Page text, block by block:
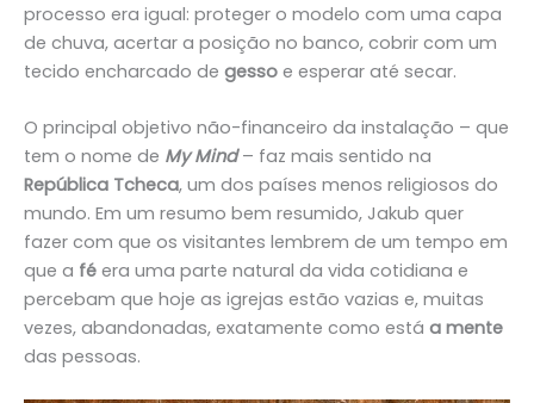
processo era igual: proteger o modelo com uma capa
de chuva, acertar a posição no banco, cobrir com um
tecido encharcado de gesso e esperar até secar.
O principal objetivo não-financeiro da instalação – que
tem o nome de My Mind– faz mais sentido na
República Tcheca, um dos países menos religiosos do
mundo. Em um resumo bem resumido, Jakub quer
fazer com que os visitantes lembrem de um tempo em
que a fé era uma parte natural da vida cotidiana e
percebam que hoje as igrejas estão vazias e, muitas
vezes, abandonadas, exatamente como está a mente
das pessoas.